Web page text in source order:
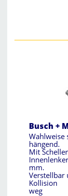
Busch +
Wahlweise
hängend.
Mit
mm.
Verstellbar
Kollision
weg